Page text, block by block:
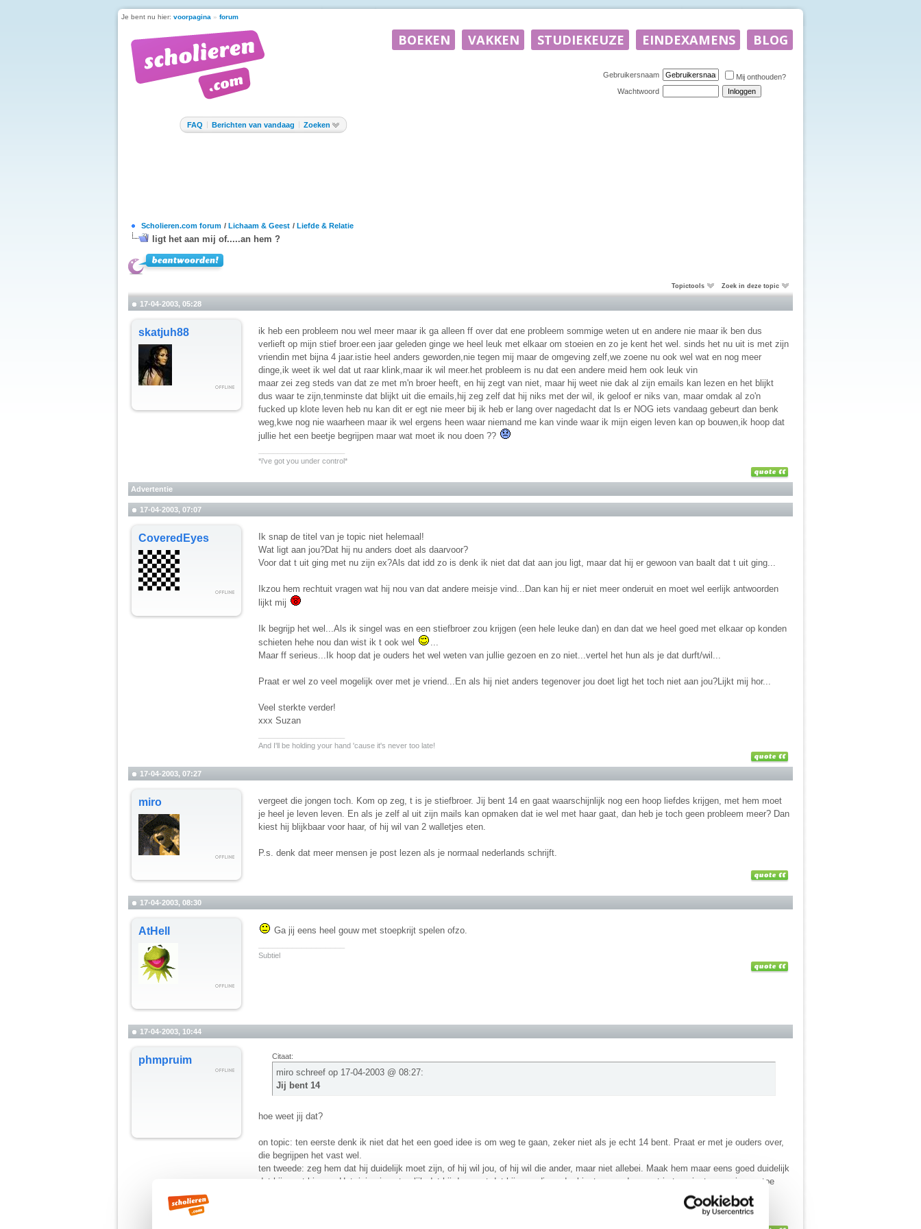
Je bent nu hier: voorpagina » forum
Gebruikersnaam
Mij onthouden?
Wachtwoord
FAQ Berichten van vandaag Zoeken
Scholieren.com forum / Lichaam & Geest / Liefde & Relatie
ligt het aan mij of.....an hem ?
Topictools Zoek in deze topic
17-04-2003, 05:28
skatjuh88
ik heb een probleem nou wel meer maar ik ga alleen ff over dat ene probleem sommige weten ut en andere nie maar ik ben dus
verlieft op mijn stief broer.een jaar geleden ginge we heel leuk met elkaar om stoeien en zo je kent het wel. sinds het nu uit is met zijn
vriendin met bijna 4 jaar.istie heel anders geworden,nie tegen mij maar de omgeving zelf,we zoene nu ook wel wat en nog meer
dinge,ik weet ik wel dat ut raar klink,maar ik wil meer.het probleem is nu dat een andere meid hem ook leuk vin
maar zei zeg steds van dat ze met m'n broer heeft, en hij zegt van niet, maar hij weet nie dak al zijn emails kan lezen en het blijkt
dus waar te zijn,tenminste dat blijkt uit die emails,hij zeg zelf dat hij niks met der wil, ik geloof er niks van, maar omdak al zo'n
fucked up klote leven heb nu kan dit er egt nie meer bij ik heb er lang over nagedacht dat ls er NOG iets vandaag gebeurt dan benk
weg,kwe nog nie waarheen maar ik wel ergens heen waar niemand me kan vinde waar ik mijn eigen leven kan op bouwen,ik hoop dat
jullie het een beetje begrijpen maar wat moet ik nou doen ??
*i've got you under control*
Advertentie
17-04-2003, 07:07
CoveredEyes
Ik snap de titel van je topic niet helemaal!
Wat ligt aan jou?Dat hij nu anders doet als daarvoor?
Voor dat t uit ging met nu zijn ex?Als dat idd zo is denk ik niet dat dat aan jou ligt, maar dat hij er gewoon van baalt dat t uit ging...
Ikzou hem rechtuit vragen wat hij nou van dat andere meisje vind...Dan kan hij er niet meer onderuit en moet wel eerlijk antwoorden
lijkt mij
Ik begrijp het wel...Als ik singel was en een stiefbroer zou krijgen (een hele leuke dan) en dan dat we heel goed met elkaar op konden
schieten hehe nou dan wist ik t ook wel
...
Maar ff serieus...Ik hoop dat je ouders het wel weten van jullie gezoen en zo niet...vertel het hun als je dat durft/wil...
Praat er wel zo veel mogelijk over met je vriend...En als hij niet anders tegenover jou doet ligt het toch niet aan jou?Lijkt mij hor...
Veel sterkte verder!
xxx Suzan
And I'll be holding your hand 'cause it's never too late!
17-04-2003, 07:27
miro
vergeet die jongen toch. Kom op zeg, t is je stiefbroer. Jij bent 14 en gaat waarschijnlijk nog een hoop liefdes krijgen, met hem moet
je heel je leven leven. En als je zelf al uit zijn mails kan opmaken dat ie wel met haar gaat, dan heb je toch geen probleem meer? Dan
kiest hij blijkbaar voor haar, of hij wil van 2 walletjes eten.
P.s. denk dat meer mensen je post lezen als je normaal nederlands schrijft.
17-04-2003, 08:30
AtHell
Ga jij eens heel gouw met stoepkrijt spelen ofzo.
Subtiel
17-04-2003, 10:44
phmpruim Citaat:
miro schreef op 17-04-2003 @ 08:27:
Jij bent 14
hoe weet jij dat?
on topic: ten eerste denk ik niet dat het een goed idee is om weg te gaan, zeker niet als je echt 14 bent. Praat er met je ouders over,
die begrijpen het vast wel.
ten tweede: zeg hem dat hij duidelijk moet zijn, of hij wil jou, of hij wil die ander, maar niet allebei. Maak hem maar eens goed duidelijk
dat hij moet kiezen. Het risico is natuurlijk dat hij dan zegt dat hij voor die ander kiest, maar dan weet je tenminste waar je aan toe